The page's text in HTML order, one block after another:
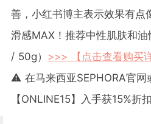
善，小红书博主表示效果有点
滑感MAX！推荐中性肌肤和
/ 50g） >>> 【点击查看购买详
⚠️ 在马来西亚SEPHORA官网
【ONLINE15】入手获15%折扣